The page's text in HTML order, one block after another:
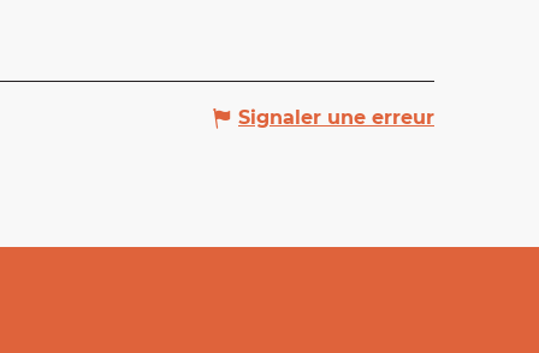
Signaler une erreur